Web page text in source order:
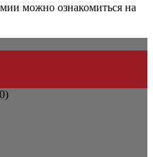
можно ознакомиться на